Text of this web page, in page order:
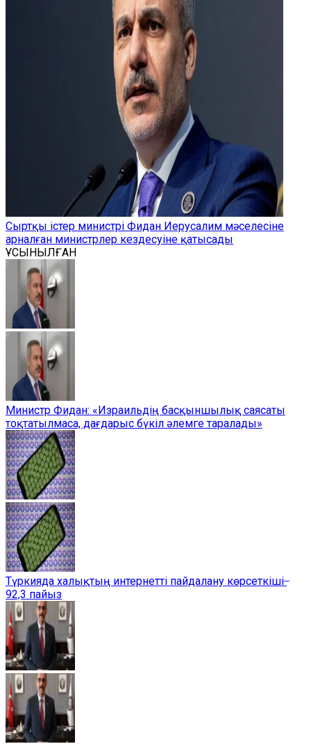
Сыртқы істер министрі Фидан Иерусалим мәселесіне
арналған министрлер кездесуіне қатысады
ҰСЫНЫЛҒАН
Министр Фидан: «Израильдің басқыншылық саясаты
тоқтатылмаса, дағдарыс бүкіл әлемге таралады»
Түркияда халықтың интернетті пайдалану көрсеткіші ̶
92,3 пайыз